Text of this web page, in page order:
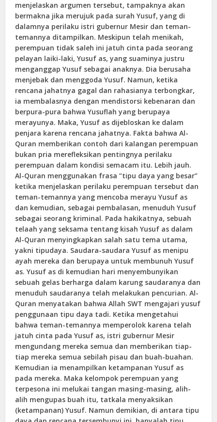
menjelaskan argumen tersebut, tampaknya akan
bermakna jika merujuk pada surah Yusuf, yang di
dalamnya perilaku istri gubernur Mesir dan teman-
temannya ditampilkan. Meskipun telah menikah,
perempuan tidak saleh ini jatuh cinta pada seorang
pelayan laiki-laki, Yusuf as, yang suaminya justru
menganggap Yusuf sebagai anaknya. Dia berusaha
menjebak dan menggoda Yusuf. Namun, ketika
rencana jahatnya gagal dan rahasianya terbongkar,
ia membalasnya dengan mendistorsi kebenaran dan
berpura-pura bahwa Yusuflah yang berupaya
merayunya. Maka, Yusuf as dijebloskan ke dalam
penjara karena rencana jahatnya. Fakta bahwa Al-
Quran memberikan contoh dari kalangan perempuan
bukan pria merefleksikan pentingnya perilaku
perempuan dalam kondisi semacam itu. Lebih jauh.
Al-Quran menggunakan frasa ”tipu daya yang besar”
ketika menjelaskan perilaku perempuan tersebut dan
teman-temannya yang mencoba merayu Yusuf as
dan kemudian, sebagai pembalasan, menuduh Yusuf
sebagai seorang kriminal. Pada hakikatnya, sebuah
telaah yang seksama tentang kisah Yusuf as dalam
Al-Quran menyingkapkan salah satu tema utama,
yakni tipudaya. Saudara-saudara Yusuf as menipu
ayah mereka dan berupaya untuk membunuh Yusuf
as. Yusuf as di kemudian hari menyembunyikan
sebuah gelas berharga dalam karung saudaranya dan
menuduh saudaranya telah melakukan pencurian. Al-
Quran menyatakan bahwa Allah SWT mengajari yusuf
penggunaan tipu daya tadi. Ketika mengetahui
bahwa teman-temannya memperolok karena telah
jatuh cinta pada Yusuf as, istri gubernur Mesir
mengundang mereka semua dan memberikan tiap-
tiap mereka semua sebilah pisau dan buah-buahan.
Kemudian ia menampilkan ketampanan Yusuf as
pada mereka. Maka kelompok perempuan yang
terpesona ini melukai tangan masing-masing, alih-
alih mengupas buah itu, tatkala menyaksikan
(ketampanan) Yusuf. Namun demikian, di antara tipu